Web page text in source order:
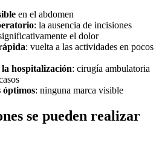
en el abdomen
: la ausencia de incisiones
el dolor
: vuelta a las actividades en pocos
hospitalización: cirugía ambulatoria
óptimos: ninguna marca visible
se pueden realizar